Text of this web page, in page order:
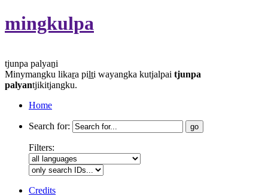
mingkulpa
tjunpa palyaṉi
Minymangku likaṟa piḻṯi wayangka kutjalpai tjunpa
palyantjikitjangku.
Home
Search for:
Filters:
Credits